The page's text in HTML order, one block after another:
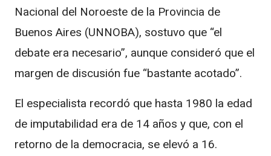
Nacional del Noroeste de la Provincia de
Buenos Aires (UNNOBA), sostuvo que “el
debate era necesario”, aunque consideró que el
margen de discusión fue “bastante acotado”.
El especialista recordó que hasta 1980 la edad
de imputabilidad era de 14 años y que, con el
retorno de la democracia, se elevó a 16.